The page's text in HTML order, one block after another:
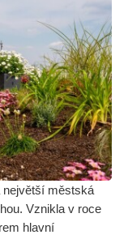
největší městská
Vznikla v roce
hlavní